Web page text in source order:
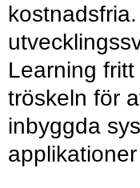
Learning
tröskeln för
inbyggda